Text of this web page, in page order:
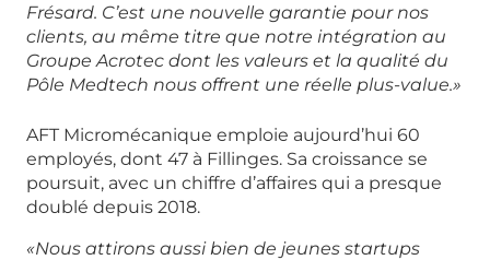
Frésard. C’est une nouvelle garantie pour nos
clients, au même titre que notre intégration au
Groupe Acrotec dont les valeurs et la qualité du
Pôle Medtech nous offrent une réelle plus-value.»
AFT Micromécanique emploie aujourd’hui 60
employés, dont 47 à Fillinges. Sa croissance se
poursuit, avec un chiffre d’affaires qui a presque
doublé depuis 2018.
«Nous attirons aussi bien de jeunes startups